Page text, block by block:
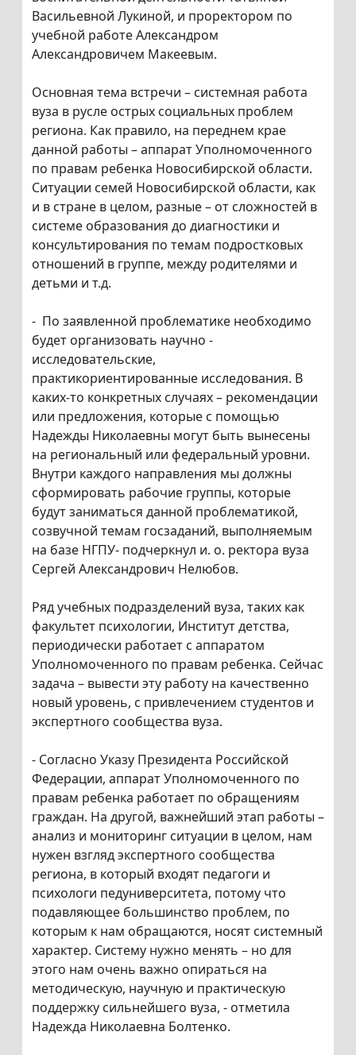
Васильевной Лукиной, и проректором по
учебной работе Александром
Александровичем Макеевым.
Основная тема встречи – системная работа
вуза в русле острых социальных проблем
региона. Как правило, на переднем крае
данной работы – аппарат Уполномоченного
по правам ребенка Новосибирской области.
Ситуации семей Новосибирской области, как
и в стране в целом, разные – от сложностей в
системе образования до диагностики и
консультирования по темам подростковых
отношений в группе, между родителями и
детьми и т.д.
- По заявленной проблематике необходимо
будет организовать научно -
исследовательские,
практикориентированные исследования. В
каких-то конкретных случаях – рекомендации
или предложения, которые с помощью
Надежды Николаевны могут быть вынесены
на региональный или федеральный уровни.
Внутри каждого направления мы должны
сформировать рабочие группы, которые
будут заниматься данной проблематикой,
созвучной темам госзаданий, выполняемым
на базе НГПУ- подчеркнул и. о. ректора вуза
Сергей Александрович Нелюбов.
Ряд учебных подразделений вуза, таких как
факультет психологии, Институт детства,
периодически работает с аппаратом
Уполномоченного по правам ребенка. Сейчас
задача – вывести эту работу на качественно
новый уровень, с привлечением студентов и
экспертного сообщества вуза.
- Согласно Указу Президента Российской
Федерации, аппарат Уполномоченного по
правам ребенка работает по обращениям
граждан. На другой, важнейший этап работы –
анализ и мониторинг ситуации в целом, нам
нужен взгляд экспертного сообщества
региона, в который входят педагоги и
психологи педуниверситета, потому что
подавляющее большинство проблем, по
которым к нам обращаются, носят системный
характер. Систему нужно менять – но для
этого нам очень важно опираться на
методическую, научную и практическую
поддержку сильнейшего вуза, - отметила
Надежда Николаевна Болтенко.